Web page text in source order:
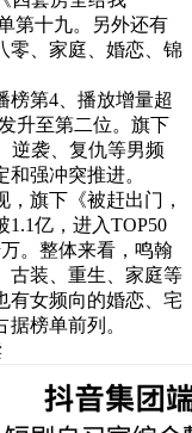
第十九。另外还有
零、家庭、婚恋、锦
第4、播放增量超
升至第二位。旗下
逆袭、复仇等男频
强冲突推进。
旗下《被赶出门，
亿，进入TOP50
。整体来看，鸣翰
古装、重生、家庭等
有女频向的婚恋、宅
榜单前列。